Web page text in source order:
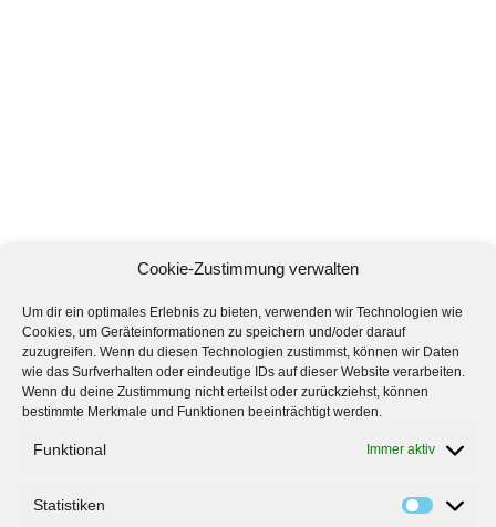
Cookie-Zustimmung verwalten
Um dir ein optimales Erlebnis zu bieten, verwenden wir Technologien wie
Cookies, um Geräteinformationen zu speichern und/oder darauf
zuzugreifen. Wenn du diesen Technologien zustimmst, können wir Daten
wie das Surfverhalten oder eindeutige IDs auf dieser Website verarbeiten.
Wenn du deine Zustimmung nicht erteilst oder zurückziehst, können
bestimmte Merkmale und Funktionen beeinträchtigt werden.
Funktional Immer aktiv
Statistiken